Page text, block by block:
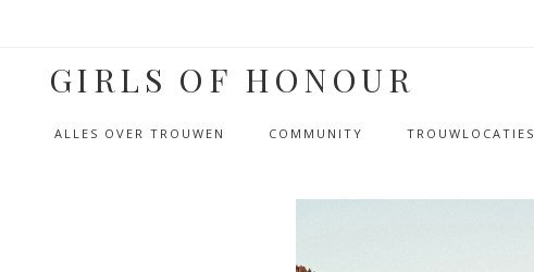
GIRLS OF HONOUR
ALLES OVER TROUWEN COMMUNITY TROUWLOCATIES